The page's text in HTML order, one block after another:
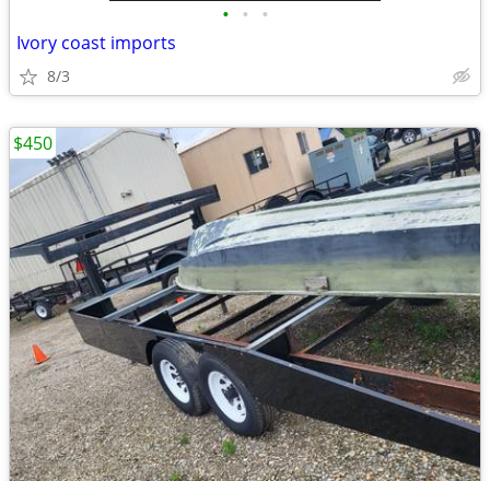
• • •
Ivory coast imports
8/3
$450